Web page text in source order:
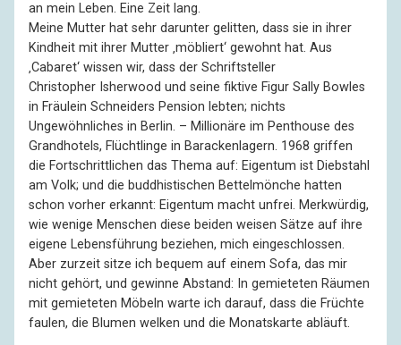
an mein Leben. Eine Zeit lang.
Meine Mutter hat sehr darunter gelitten, dass sie in ihrer
Kindheit mit ihrer Mutter ‚möbliert‘ gewohnt hat. Aus
‚Cabaret‘ wissen wir, dass der Schriftsteller
Christopher Isherwood und seine fiktive Figur Sally Bowles
in Fräulein Schneiders Pension lebten; nichts
Ungewöhnliches in Berlin. – Millionäre im Penthouse des
Grandhotels, Flüchtlinge in Barackenlagern. 1968 griffen
die Fortschrittlichen das Thema auf: Eigentum ist Diebstahl
am Volk; und die buddhistischen Bettelmönche hatten
schon vorher erkannt: Eigentum macht unfrei. Merkwürdig,
wie wenige Menschen diese beiden weisen Sätze auf ihre
eigene Lebensführung beziehen, mich eingeschlossen.
Aber zurzeit sitze ich bequem auf einem Sofa, das mir
nicht gehört, und gewinne Abstand: In gemieteten Räumen
mit gemieteten Möbeln warte ich darauf, dass die Früchte
faulen, die Blumen welken und die Monatskarte abläuft.